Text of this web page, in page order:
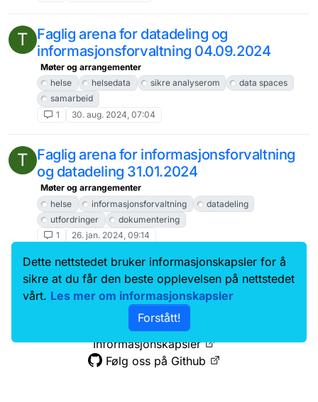
T Faglig arena for datadeling og
informasjonsforvaltning 04.09.2024
Møter og arrangementer
helse
helsedata sikre analyserom
data spaces
samarbeid
1
30. aug. 2024, 07:04
T Faglig arena for informasjonsforvaltning
og datadeling 31.01.2024
Møter og arrangementer
helse
informasjonsforvaltning
datadeling
utfordringer
dokumentering
1
26. jan. 2024, 09:14
Data.norge.no
Kontakt oss
Samtykke og brukervilkår
Tilgjengelighetserklæring
Personvernerklæring
Informasjonskapsler
Følg oss på Github
Dette nettstedet bruker informasjonskapsler for å
sikre at du får den beste opplevelsen på nettstedet
vårt. Les mer om informasjonskapsler
Forstått!